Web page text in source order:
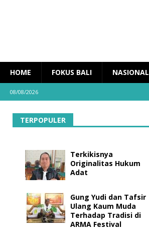
HOME FOKUS BALI NASIONAL
08/08/2026
TERPOPULER
Terkikisnya
Originalitas Hukum
Adat
Gung Yudi dan Tafsir
Ulang Kaum Muda
Terhadap Tradisi di
ARMA Festival